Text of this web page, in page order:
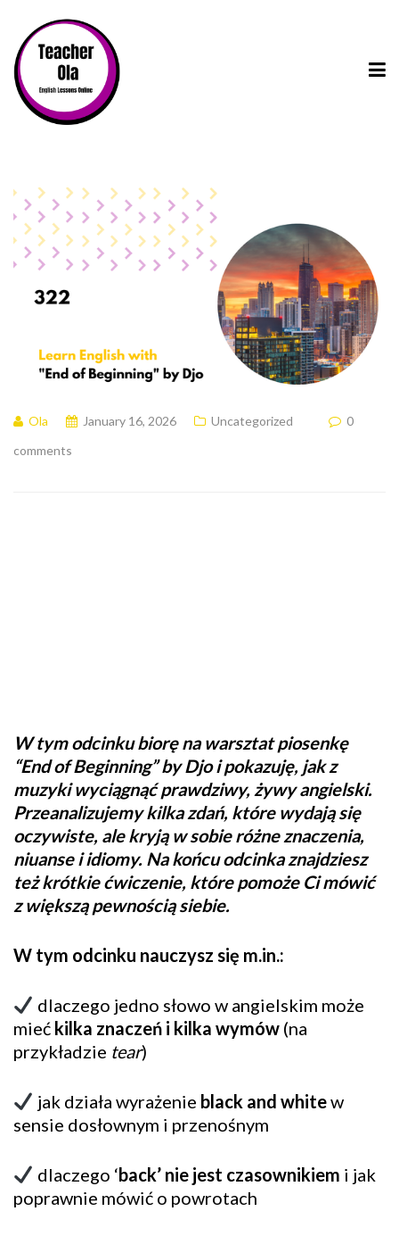
Ola January 16, 2026 Uncategorized
0
comments
W tym odcinku biorę na warsztat piosenkę
“End of Beginning” by Djo i pokazuję, jak z
muzyki wyciągnąć prawdziwy, żywy angielski.
Przeanalizujemy kilka zdań, które wydają się
oczywiste, ale kryją w sobie różne znaczenia,
niuanse i idiomy. Na końcu odcinka znajdziesz
też krótkie ćwiczenie, które pomoże Ci mówić
z większą pewnością siebie.
W tym odcinku nauczysz się m.in.:
dlaczego jedno słowo w angielskim może
mieć kilka znaczeń i kilka wymów (na
przykładzie tear)
jak działa wyrażenie black and whitew
sensie dosłownym i przenośnym
dlaczego ‘back’ nie jest czasownikiem i jak
poprawnie mówić o powrotach